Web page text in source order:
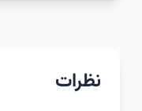
نظرات